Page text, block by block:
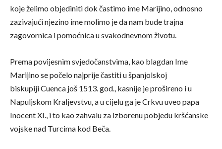
koje želimo objediniti dok častimo ime Marijino, odnosno
zazivajući njezino ime molimo je da nam bude trajna
zagovornica i pomoćnica u svakodnevnom životu.
Prema povijesnim svjedočanstvima, kao blagdan Ime
Marijino se počelo najprije častiti u španjolskoj
biskupiji Cuenca još 1513. god., kasnije je prošireno i u
Napuljskom Kraljevstvu, a u cijelu ga je Crkvu uveo papa
Inocent XI., i to kao zahvalu za izborenu pobjedu kršćanske
vojske nad Turcima kod Beča.